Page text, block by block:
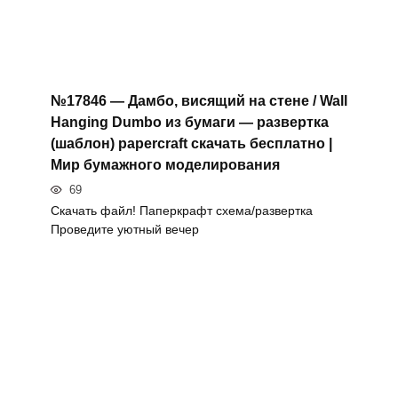
№17846 — Дамбо, висящий на стене / Wall
Hanging Dumbo из бумаги — развертка
(шаблон) papercraft скачать бесплатно |
Мир бумажного моделирования
69
Скачать файл! Паперкрафт схема/развертка
Проведите уютный вечер